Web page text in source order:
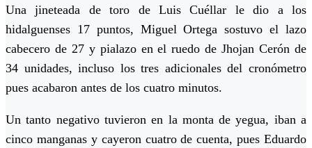
Una jineteada de toro de Luis Cuéllar le dio a los
hidalguenses 17 puntos, Miguel Ortega sostuvo el lazo
cabecero de 27 y pialazo en el ruedo de Jhojan Cerón de
34 unidades, incluso los tres adicionales del cronómetro
pues acabaron antes de los cuatro minutos.
Un tanto negativo tuvieron en la monta de yegua, iban a
cinco manganas y cayeron cuatro de cuenta, pues Eduardo